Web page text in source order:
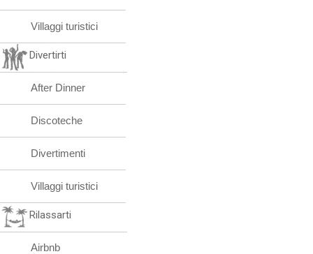
Villaggi turistici
Divertirti
After Dinner
Discoteche
Divertimenti
Villaggi turistici
Rilassarti
Airbnb